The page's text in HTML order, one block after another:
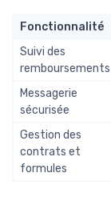
Fonctionnalité
Suivi des
remboursements
Messagerie
sécurisée
Gestion des
contrats et
formules